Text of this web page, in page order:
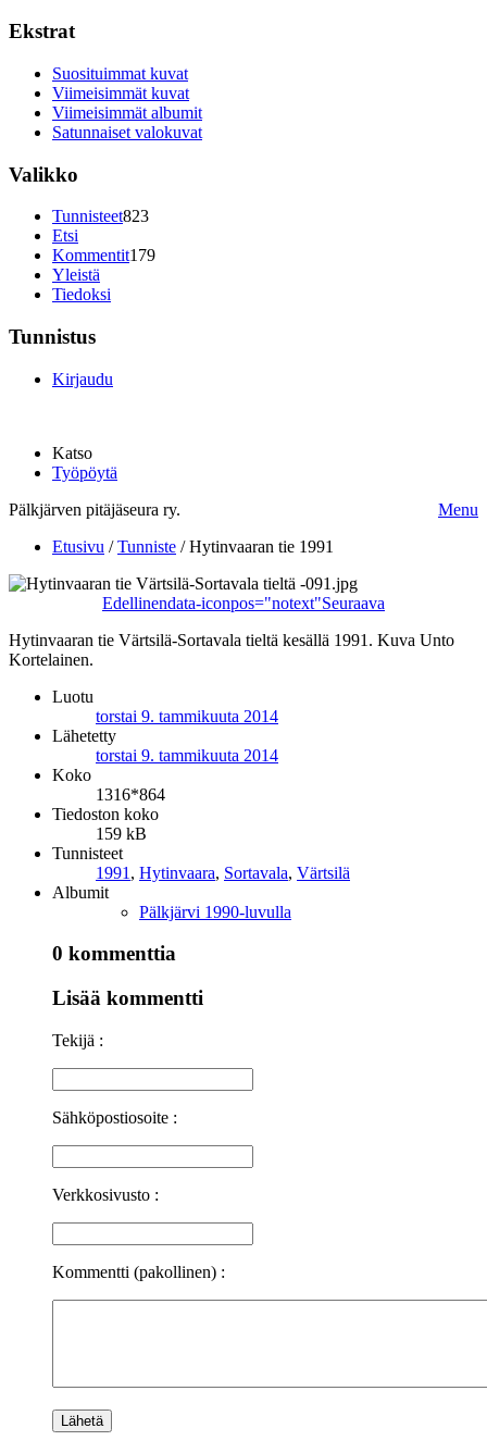
Ekstrat
Suosituimmat kuvat
Viimeisimmät kuvat
Viimeisimmät albumit
Satunnaiset valokuvat
Valikko
Tunnisteet823
Etsi
Kommentit179
Yleistä
Tiedoksi
Tunnistus
Kirjaudu
Katso
Työpöytä
Pälkjärven pitäjäseura ry.
Menu
Etusivu /Tunniste /Hytinvaaran tie 1991
Edellinendata-iconpos="notext"Seuraava
Hytinvaaran tie Värtsilä-Sortavala tieltä kesällä 1991. Kuva Unto
Kortelainen.
Luotu
torstai 9. tammikuuta 2014
Lähetetty
torstai 9. tammikuuta 2014
Koko
1316*864
Tiedoston koko
159 kB
Tunnisteet
1991 , Hytinvaara, Sortavala, Värtsilä
Albumit
Pälkjärvi 1990-luvulla
0 kommenttia
Lisää kommentti
Tekijä :
Sähköpostiosoite :
Verkkosivusto :
Kommentti (pakollinen) :